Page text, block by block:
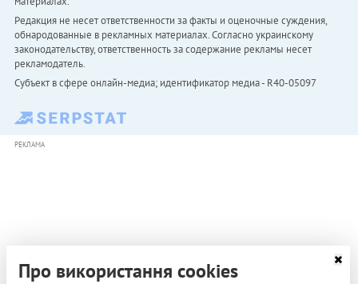
Редакция не несет ответственности за факты и оценочные суждения,
обнародованные в рекламных материалах. Согласно украинскому
законодательству, ответственность за содержание рекламы несет
рекламодатель.
Субъект в сфере онлайн-медиа; идентификатор медиа - R40-05097
РЕКЛАМА
Про використання cookies